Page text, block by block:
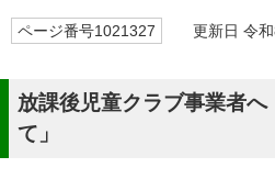
ページ番号1021327 更新日 令和
放課後児童クラブ事業者
て」